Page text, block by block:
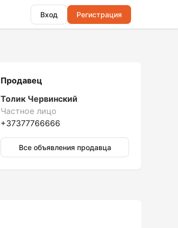
Вход Регистрация
Продавец
Толик Червинский
Частное лицо
+37377766666
Все объявления продавца